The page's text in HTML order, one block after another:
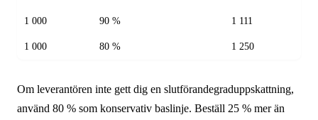
1 000 90 % 1 111
1 000 80 % 1 250
Om leverantören inte gett dig en slutförandegraduppskattning,
använd 80 % som konservativ baslinje. Beställ 25 % mer än